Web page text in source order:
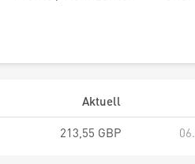
Aktuell
213,55 GBP